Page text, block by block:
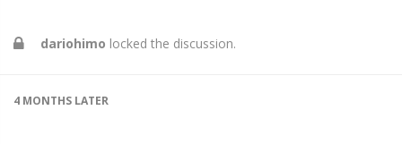
dariohimo locked the discussion.
4 MONTHS LATER